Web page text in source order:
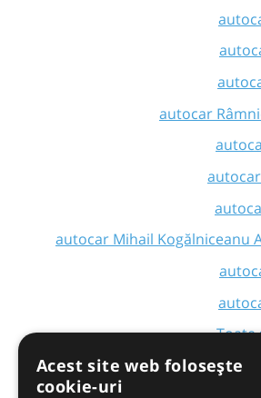
autocar
autocar Mihail Kogălniceanu
Toate
Acest site web folosește
cookie-uri